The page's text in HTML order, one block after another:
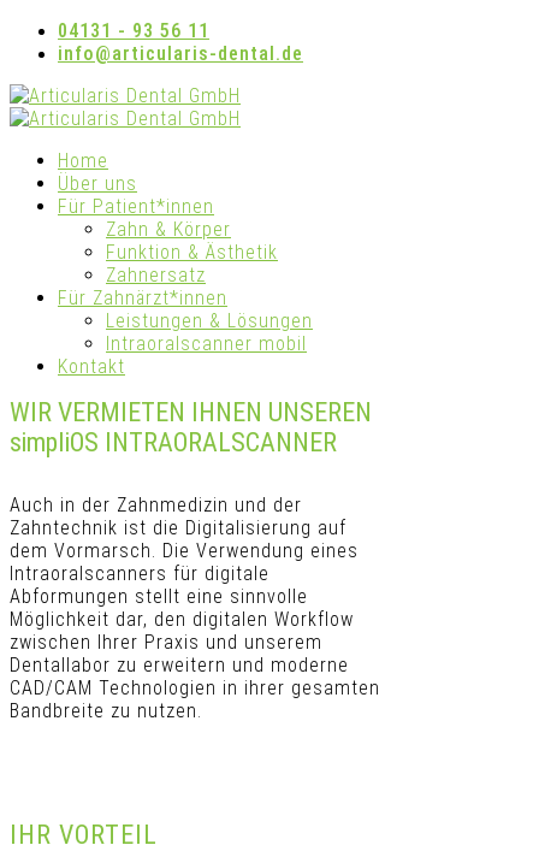
04131 - 93 56 11
info@articularis-dental.de
Home
Über uns
Für Patient*innen
Zahn & Körper
Funktion & Ästhetik
Zahnersatz
Für Zahnärzt*innen
Leistungen & Lösungen
Intraoralscanner mobil
Kontakt
WIR VERMIETEN IHNEN UNSEREN
simpliOS INTRAORALSCANNER
Auch in der Zahnmedizin und der
Zahntechnik ist die Digitalisierung auf
dem Vormarsch. Die Verwendung eines
Intraoralscanners für digitale
Abformungen stellt eine sinnvolle
Möglichkeit dar, den digitalen Workflow
zwischen Ihrer Praxis und unserem
Dentallabor zu erweitern und moderne
CAD/CAM Technologien in ihrer gesamten
Bandbreite zu nutzen.
IHR VORTEIL